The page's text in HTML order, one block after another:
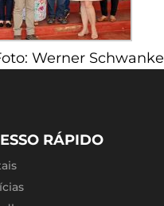
Werner Schwanke
RÁPIDO